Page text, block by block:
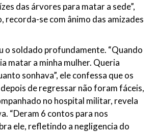
das árvores para matar a sede”,
recorda-se com ânimo das amizades
o soldado profundamente. “Quando
matar a minha mulher. Queria
sonhava”, ele confessa que os
de regressar não foram fáceis,
no hospital militar, revela
“Deram 6 contos para nos
ele, refletindo a negligencia do